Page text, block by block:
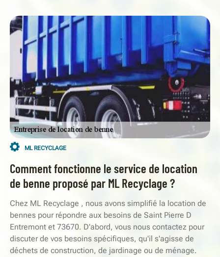
ML RECYCLAGE
Comment fonctionne le service de location
de benne proposé par ML Recyclage ?
Chez ML Recyclage , nous avons simplifié la location de
bennes pour répondre aux besoins de Saint Pierre D
Entremont et 73670. D'abord, vous nous contactez pour
discuter de vos besoins spécifiques, qu'il s'agisse de
déchets de construction, de jardinage ou de ménage.